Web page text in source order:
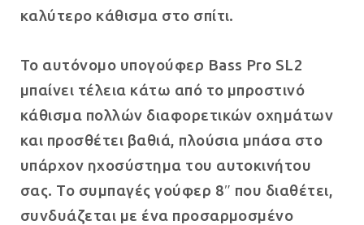
καλύτερο κάθισμα στο σπίτι.
Το αυτόνομο υπογούφερ Bass Pro SL2
μπαίνει τέλεια κάτω από το μπροστινό
κάθισμα πολλών διαφορετικών οχημάτων
και προσθέτει βαθιά, πλούσια μπάσα στο
υπάρχον ηχοσύστημα του αυτοκινήτου
σας. Το συμπαγές γούφερ 8″ που διαθέτει,
συνδυάζεται με ένα προσαρμοσμένο